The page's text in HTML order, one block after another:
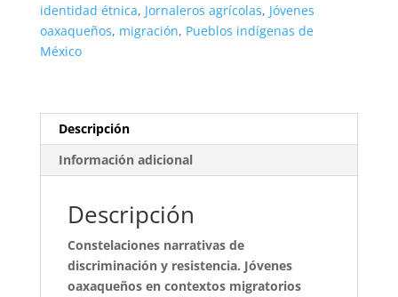
identidad étnica, Jornaleros agrícolas, Jóvenes
oaxaqueños, migración, Pueblos indígenas de
México
Descripción
Información adicional
Descripción
Constelaciones narrativas de
discriminación y resistencia. Jóvenes
oaxaqueños en contextos migratorios